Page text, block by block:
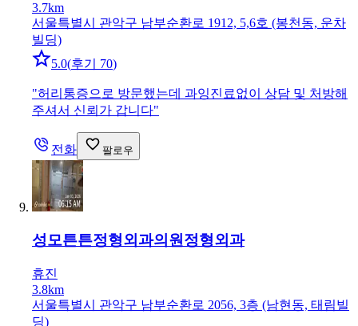
3.7km
서울특별시 관악구 남부순환로 1912, 5,6호 (봉천동, 운차
빌딩)
5.0(후기 70)
"허리통증으로 방문했는데 과잉진료없이 상담 및 처방해
주셔서 신뢰가 갑니다"
전화 팔로우
성모튼튼정형외과의원 정형외과
휴진
3.8km
서울특별시 관악구 남부순환로 2056, 3층 (남현동, 태림빌
딩)